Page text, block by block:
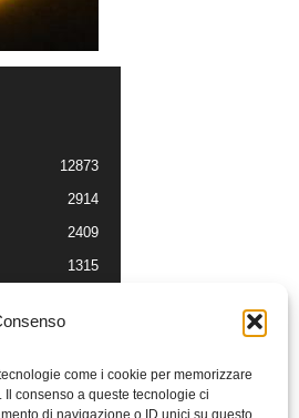
come i cookie per memorizzare
consenso a queste tecnologie ci
di navigazione o ID unici su questo
12873
2914
2409
1315